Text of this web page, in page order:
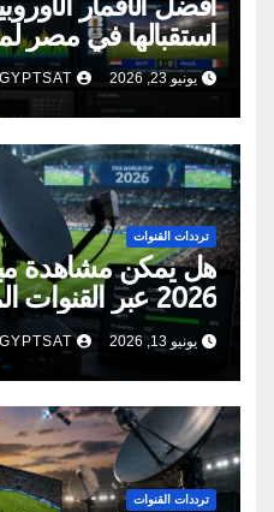
استقبالها في مصر
2026
يونيو 23, 2026
ترددات القنوات
هل يمكن مشاهدة
2026 عبر
الكاملة
يونيو 13, 2026
ترددات القنوات